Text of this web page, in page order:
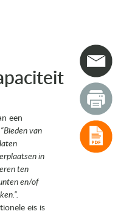
tegen interne krachten
tegen verkeersbelasting
contact- en/of pulsgeluid
het ontwerp
en voegbewegingen
een
“Bieden van
in
ten
en/of
eis is